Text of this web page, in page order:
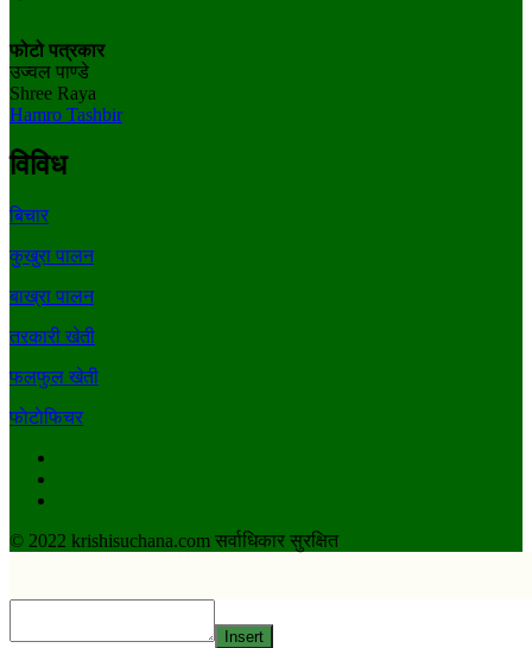
फोटो पत्रकार
उज्वल पाण्डे
Shree Raya
Hamro Tashbir
विविध
बिचार
कुखुरा पालन
बाख्रा पालन
तरकारी खेती
फलफुल खेती
फाेटाेफिचर
© 2022 krishisuchana.com सर्वाधिकार सुरक्षित
Insert